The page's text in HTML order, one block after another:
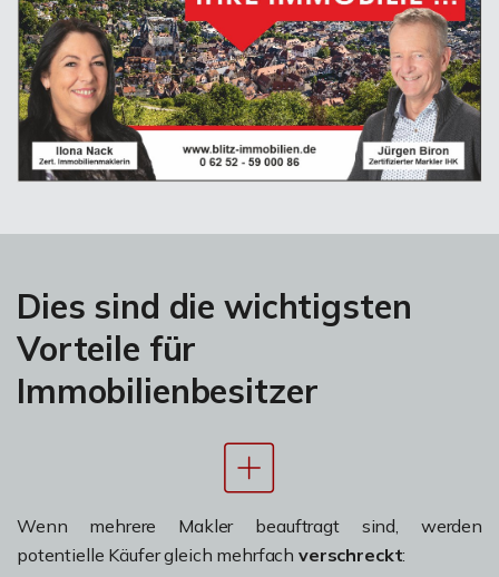
Dies sind die wichtigsten
Vorteile für
Immobilienbesitzer
Wenn mehrere Makler beauftragt sind, werden
potentielle Käufer gleich mehrfach verschreckt: